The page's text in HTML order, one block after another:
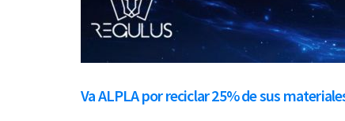
Va ALPLA por reciclar 25% de sus